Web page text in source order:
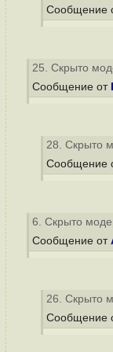
Сообщение
25. Скрыто
Сообщение от
28. Скрыто
Сообщение
6. Скрыто
Сообщение от
26. Скрыто
Сообщение